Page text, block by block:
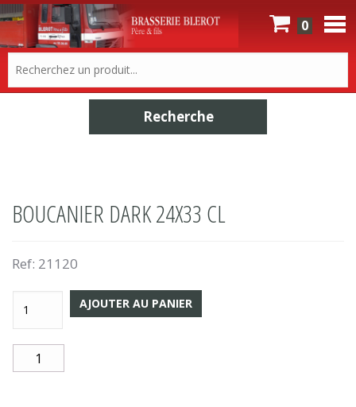
0
BOUCANIER DARK 24X33 CL
Ref: 21120
AJOUTER AU PANIER